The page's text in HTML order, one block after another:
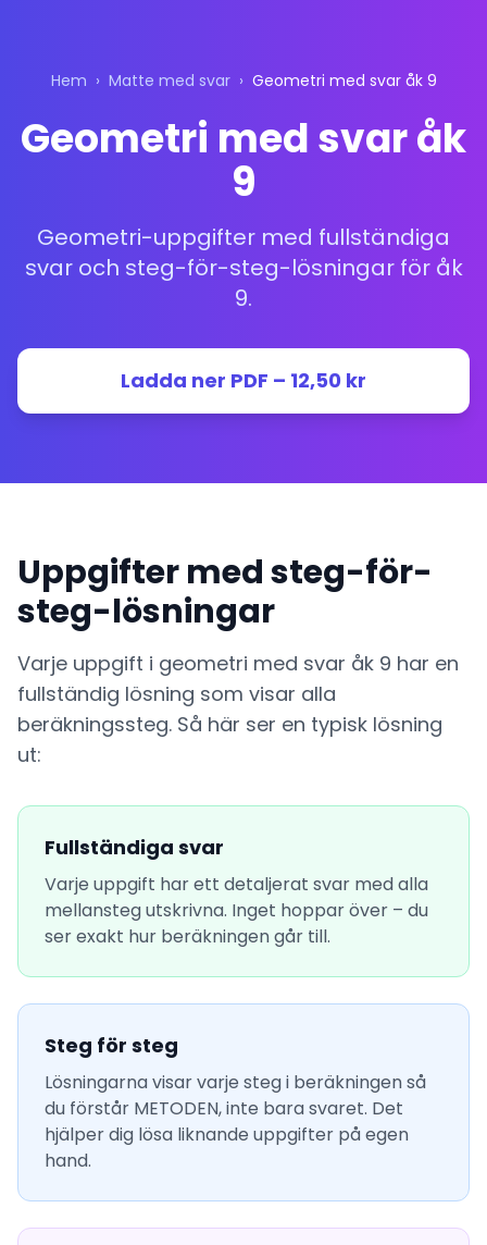
Hem › Matte med svar › Geometri med svar åk 9
Geometri med svar åk
9
Geometri-uppgifter med fullständiga
svar och steg-för-steg-lösningar för åk
9.
Ladda ner PDF – 12,50 kr
Uppgifter med steg-för-
steg-lösningar
Varje uppgift i geometri med svar åk 9 har en
fullständig lösning som visar alla
beräkningssteg. Så här ser en typisk lösning
ut:
Fullständiga svar
Varje uppgift har ett detaljerat svar med alla
mellansteg utskrivna. Inget hoppar över – du
ser exakt hur beräkningen går till.
Steg för steg
Lösningarna visar varje steg i beräkningen så
du förstår METODEN, inte bara svaret. Det
hjälper dig lösa liknande uppgifter på egen
hand.